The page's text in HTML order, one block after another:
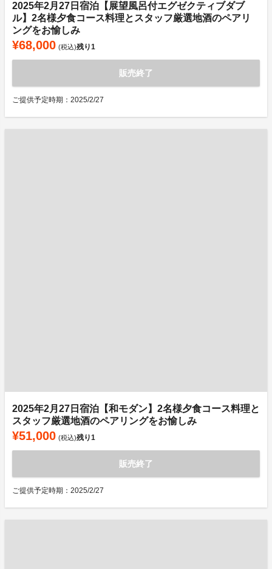
2025年2月27日宿泊【展望風呂付エグゼクティブダブ
ル】2名様夕食コース料理とスタッフ厳選地酒のペアリ
ングをお愉しみ
¥68,000 (税込)残り1
販売終了
ご提供予定時期：2025/2/27
2025年2月27日宿泊【和モダン】2名様夕食コース料理と
スタッフ厳選地酒のペアリングをお愉しみ
¥51,000 (税込)残り1
販売終了
ご提供予定時期：2025/2/27